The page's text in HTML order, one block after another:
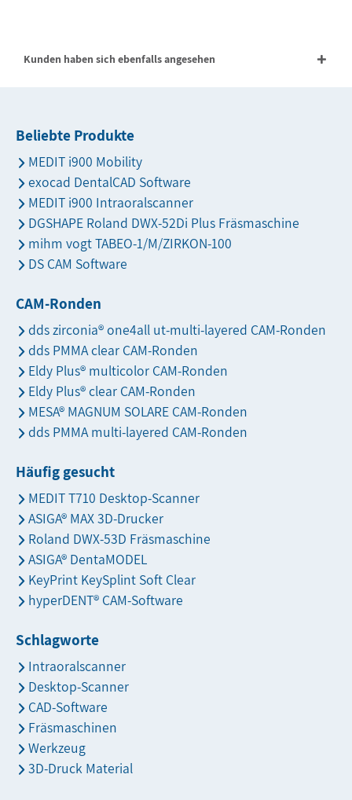
Kunden haben sich ebenfalls angesehen
Beliebte Produkte
MEDIT i900 Mobility
exocad DentalCAD Software
MEDIT i900 Intraoralscanner
DGSHAPE Roland DWX-52Di Plus Fräsmaschine
mihm vogt TABEO-1/M/ZIRKON-100
DS CAM Software
CAM-Ronden
dds zirconia® one4all ut-multi-layered CAM-Ronden
dds PMMA clear CAM-Ronden
Eldy Plus® multicolor CAM-Ronden
Eldy Plus® clear CAM-Ronden
MESA® MAGNUM SOLARE CAM-Ronden
dds PMMA multi-layered CAM-Ronden
Häufig gesucht
MEDIT T710 Desktop-Scanner
ASIGA® MAX 3D-Drucker
Roland DWX-53D Fräsmaschine
ASIGA® DentaMODEL
KeyPrint KeySplint Soft Clear
hyperDENT® CAM-Software
Schlagworte
Intraoralscanner
Desktop-Scanner
CAD-Software
Fräsmaschinen
Werkzeug
3D-Druck Material